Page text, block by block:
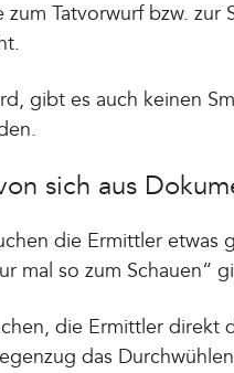
Tatvorwurf bzw.
gibt es auch keinen
sich aus
die Ermittler etwas
mal so zum Schauen“
die Ermittler direkt
das